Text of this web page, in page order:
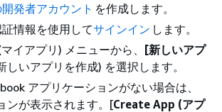
発者アカウント を作成します。
情報を使用してサインイン します。
イアプリ) メニューから、 [新しいアプ
しいアプリを作成) を選択します。
アプリケーションがない場合は、
ンが表示されます。[Create App (アプ